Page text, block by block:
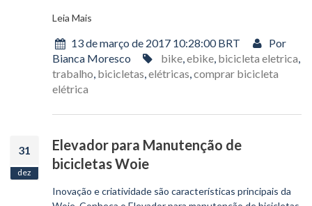
Leia Mais
13 de março de 2017 10:28:00 BRT
Por
Bianca Moresco
bike,ebike, bicicleta eletrica,
trabalho, bicicletas,elétricas,comprar bicicleta
elétrica
31
dez
Elevador para Manutenção de
bicicletas Woie
Inovação e criatividade são características principais da